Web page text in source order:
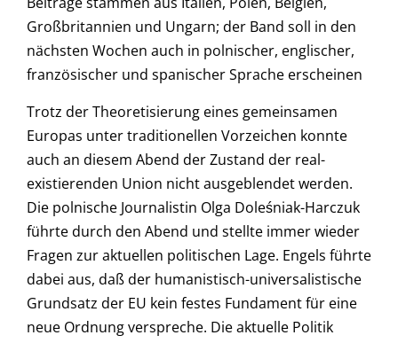
Großbritannien und Ungarn; der Band soll in den
nächsten Wochen auch in polnischer, englischer,
französischer und spanischer Sprache erscheinen
Trotz der Theoretisierung eines gemeinsamen
Europas unter traditionellen Vorzeichen konnte
auch an diesem Abend der Zustand der real-
existierenden Union nicht ausgeblendet werden.
Die polnische Journalistin Olga Doleśniak-Harczuk
führte durch den Abend und stellte immer wieder
Fragen zur aktuellen politischen Lage. Engels führte
dabei aus, daß der humanistisch-universalistische
Grundsatz der EU kein festes Fundament für eine
neue Ordnung verspreche. Die aktuelle Politik